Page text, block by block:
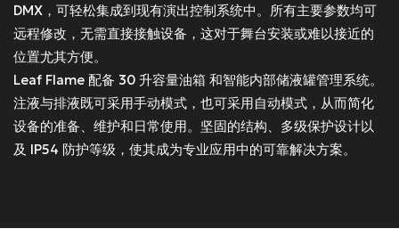
DMX ，可轻松集成到现有演出控制系统中。所有主要参数均可
远程修改，无需直接接触设备，这对于舞台安装或难以接近的
位置尤其方便。
Leaf Flame 配备 30 升容量油箱 和智能内部储液罐管理系统。
注液与排液既可采用手动模式 ，也可采用自动模式 ，从而简化
设备的准备、维护和日常使用。坚固的结构、多级保护设计以
及 IP54 防护等级 ，使其成为专业应用中的可靠解决方案。